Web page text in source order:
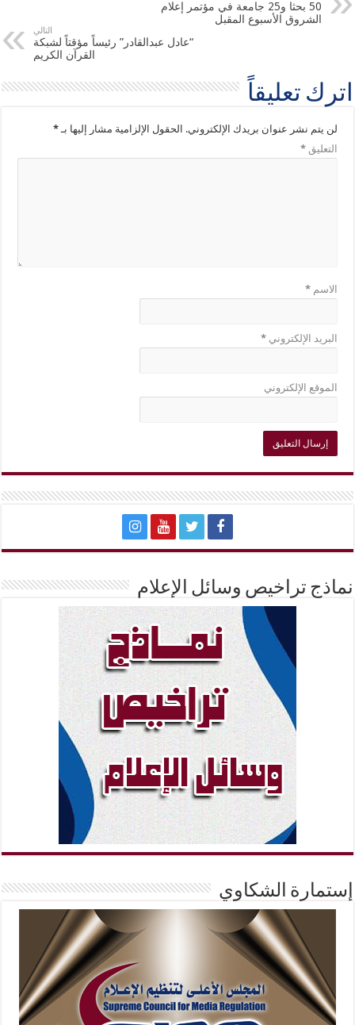
50 بحثا و25 جامعة في مؤتمر إعلام
الشروق الأسبوع المقبل
التالي
“عادل عبدالقادر” رئيساً مؤقتاً لشبكة
القرآن الكريم
اترك تعليقاً
لن يتم نشر عنوان بريدك الإلكتروني. الحقول الإلزامية مشار إليها بـ*
التعليق*
الاسم*
البريد الإلكتروني*
الموقع الإلكتروني
نماذج تراخيص وسائل الإعلام
إستمارة الشكاوي